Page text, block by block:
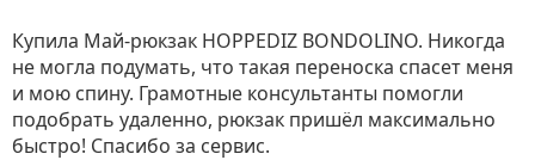
Купила Май-рюкзак HOPPEDIZ BONDOLINO. Никогда
не могла подумать, что такая переноска спасет меня
и мою спину. Грамотные консультанты помогли
подобрать удаленно, рюкзак пришёл максимально
быстро! Спасибо за сервис.